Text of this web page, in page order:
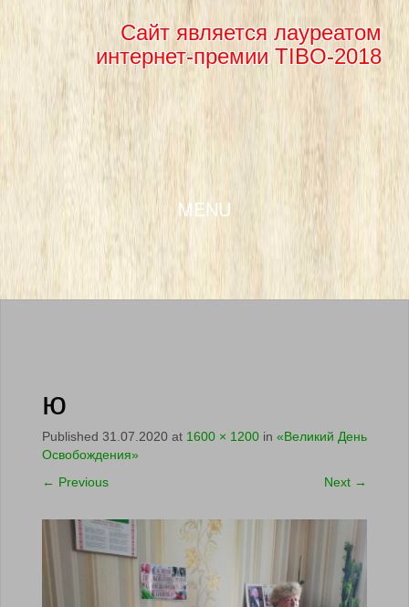
Сайт является лауреатом
интернет-премии TIBO-2018
MENU
ю
Published 31.07.2020 at 1600 × 1200 in «Великий День
Освобождения»
← Previous Next →